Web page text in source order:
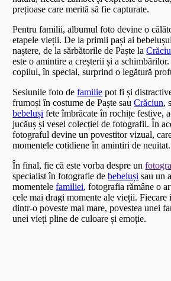
prețioase care merită să fie capturate.
Pentru familii, albumul foto devine o
etapele vieții. De la primii pași ai
naștere, de la sărbătorile de Paște la
este o amintire a creșterii și a
copilul, în special, surprind o legătură
Sesiunile foto defamilie pot fi și
frumoși în costume de Paște sauCrăciun,
bebeluși fete îmbrăcate în rochițe festive,
jucăuș și vesel colecției de fotografii. În
fotograful devine un povestitor vizual,
momentele cotidiene în amintiri de neuitat.
În final, fie că este vorba despre un
specialist în fotografie debebeluși sau un
momentelefamiliei, fotografia rămâne o
cele mai dragi momente ale vieții. Fiecare
dintr-o poveste mai mare, povestea unei
unei vieți pline de culoare și emoție.